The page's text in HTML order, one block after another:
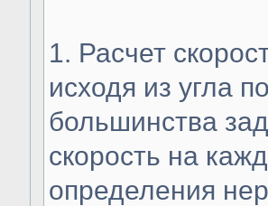
1. Расчет
исходя из угла
большинства
скорость на
определения